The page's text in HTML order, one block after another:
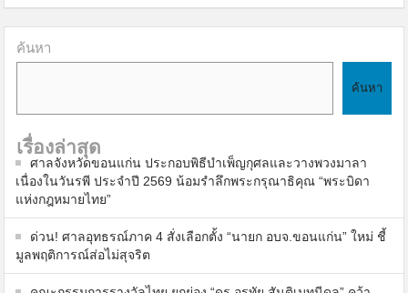
ค้นหา
ค้นหา
เรื่องล่าสุด
ศาลจังหวัดขอนแก่น ประกอบพิธีบำเพ็ญกุศลและวางพวงมาลา
เนื่องในวันรพี ประจำปี 2569 น้อมรำลึกพระกรุณาธิคุณ “พระบิดา
แห่งกฎหมายไทย”
ด่วน! ศาลอุทธรณ์ภาค 4 สั่งเลือกตั้ง “นายก อบจ.ขอนแก่น” ใหม่ ชี้
มูลพฤติการณ์ส่อไม่สุจริต